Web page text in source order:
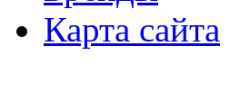
Карта сайта